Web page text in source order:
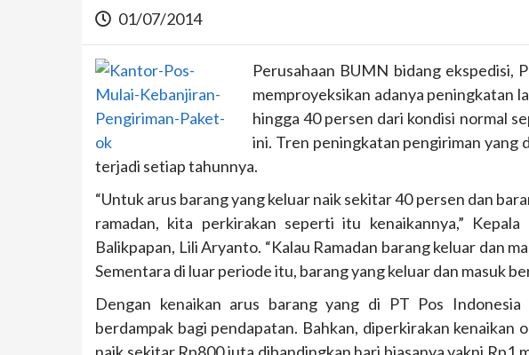
01/07/2014
Perusahaan BUMN bidang ekspedisi,
memproyeksikan adanya peningkatan
hingga 40 persen dari kondisi normal
ini. Tren peningkatan pengiriman yang
terjadi setiap tahunnya.
“Untuk arus barang yang keluar naik sekitar 40 persen dan
ramadan, kita perkirakan seperti itu kenaikannya,”
Balikpapan, Lili Aryanto. “Kalau Ramadan barang keluar dan
Sementara di luar periode itu, barang yang keluar dan masuk
Dengan kenaikan arus barang yang di PT Pos Indonesia
berdampak bagi pendapatan. Bahkan, diperkirakan kenaikan